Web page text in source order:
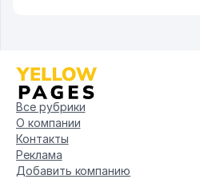
Все рубрики
О компании
Контакты
Реклама
Добавить компанию